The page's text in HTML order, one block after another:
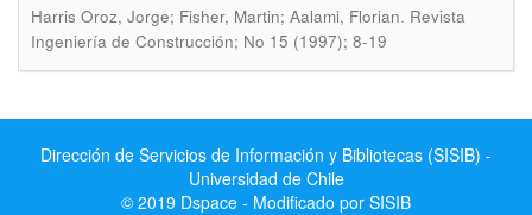
Harris Oroz, Jorge; Fisher, Martin; Aalami, Florian. Revista
Ingeniería de Construcción; No 15 (1997); 8-19
Dirección de Servicios de Información y Bibliotecas (SISIB) -
Universidad de Chile
© 2019 Dspace - Modificado por SISIB